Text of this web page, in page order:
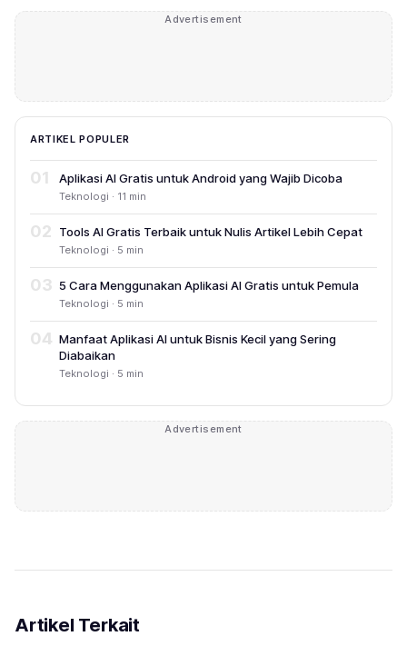
Advertisement
ARTIKEL POPULER
01 Aplikasi AI Gratis untuk Android yang Wajib Dicoba
Teknologi · 11 min
02 Tools AI Gratis Terbaik untuk Nulis Artikel Lebih Cepat
Teknologi · 5 min
03 5 Cara Menggunakan Aplikasi AI Gratis untuk Pemula
Teknologi · 5 min
04 Manfaat Aplikasi AI untuk Bisnis Kecil yang Sering
Diabaikan
Teknologi · 5 min
Advertisement
Artikel Terkait